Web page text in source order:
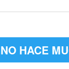
HACE